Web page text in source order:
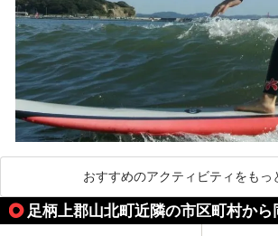
おすすめのアクティビティをもっ
足柄上郡山北町近隣の市区町村か